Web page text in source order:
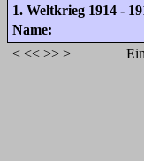
1. Weltkrieg 1914
Name:
|< << >> >|